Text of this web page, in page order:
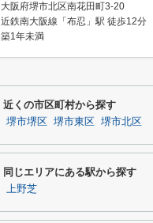
大阪府堺市北区南花田町3-20
近鉄南大阪線「布忍」駅 徒歩12分
築1年未満
近くの市区町村から探す
堺市堺区 堺市東区 堺市北区
同じエリアにある駅から探す
上野芝